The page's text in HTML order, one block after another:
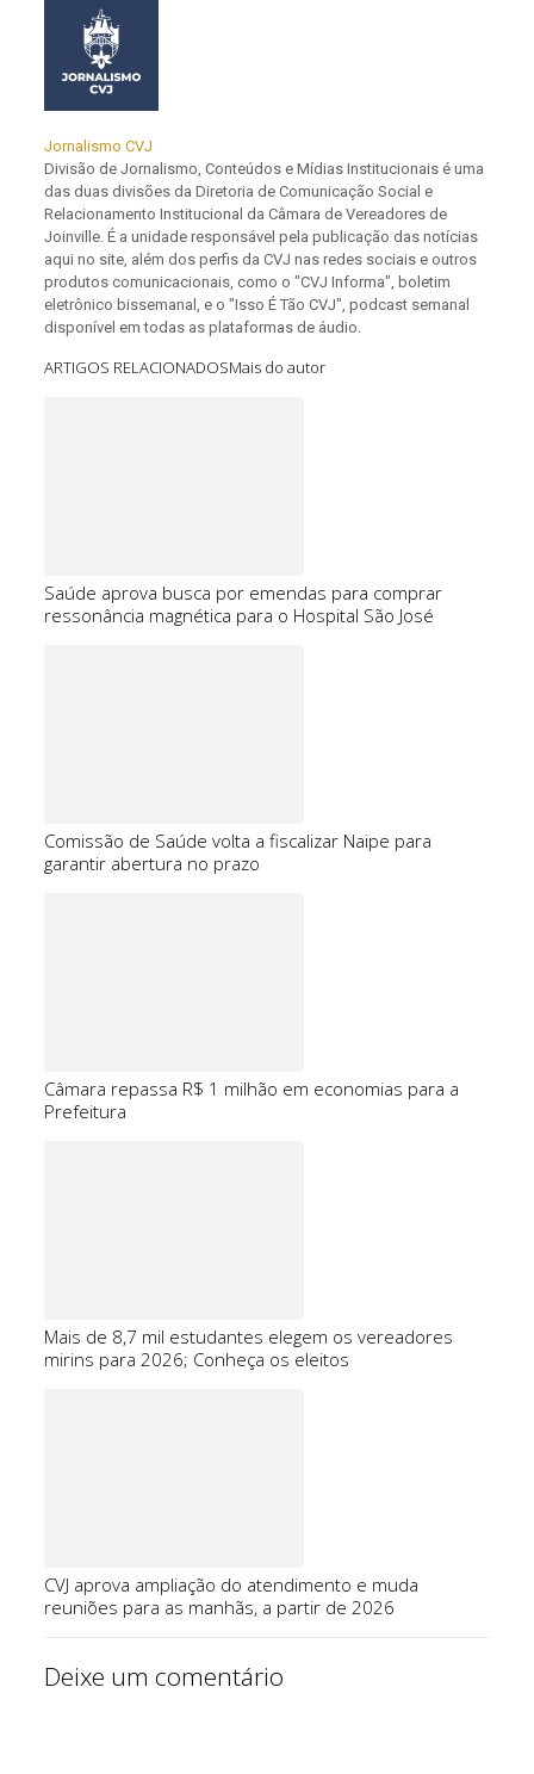
Jornalismo CVJ
Divisão de Jornalismo, Conteúdos e Mídias Institucionais é uma
das duas divisões da Diretoria de Comunicação Social e
Relacionamento Institucional da Câmara de Vereadores de
Joinville. É a unidade responsável pela publicação das notícias
aqui no site, além dos perfis da CVJ nas redes sociais e outros
produtos comunicacionais, como o "CVJ Informa", boletim
eletrônico bissemanal, e o "Isso É Tão CVJ", podcast semanal
disponível em todas as plataformas de áudio.
ARTIGOS RELACIONADOSMais do autor
Saúde aprova busca por emendas para comprar
ressonância magnética para o Hospital São José
Comissão de Saúde volta a fiscalizar Naipe para
garantir abertura no prazo
Câmara repassa R$ 1 milhão em economias para a
Prefeitura
Mais de 8,7 mil estudantes elegem os vereadores
mirins para 2026; Conheça os eleitos
CVJ aprova ampliação do atendimento e muda
reuniões para as manhãs, a partir de 2026
Deixe um comentário